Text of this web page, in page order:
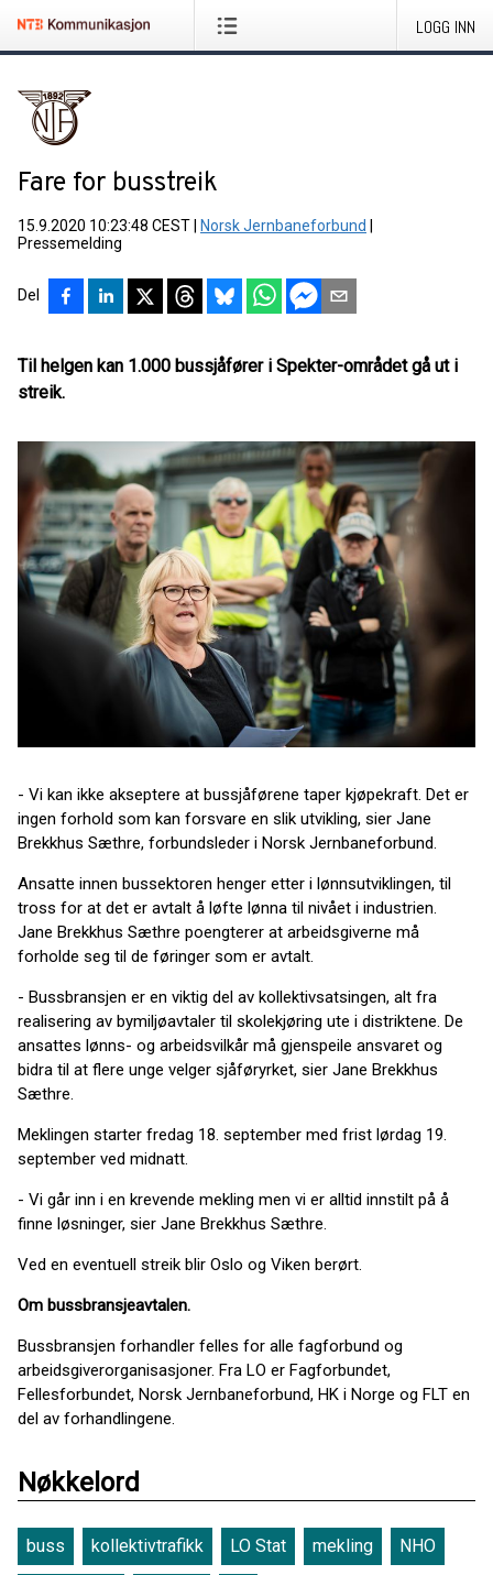
LOGG INN
Fare for busstreik
15.9.2020 10:23:48 CEST Norsk Jernbaneforbund
Pressemelding
Del
Til helgen kan 1.000 bussjåfører i Spekter-området gå ut i
streik.
- Vi kan ikke akseptere at bussjåførene taper kjøpekraft. Det er
ingen forhold som kan forsvare en slik utvikling, sier Jane
Brekkhus Sæthre, forbundsleder i Norsk Jernbaneforbund.
Ansatte innen bussektoren henger etter i lønnsutviklingen, til
tross for at det er avtalt å løfte lønna til nivået i industrien.
Jane Brekkhus Sæthre poengterer at arbeidsgiverne må
forholde seg til de føringer som er avtalt.
- Bussbransjen er en viktig del av kollektivsatsingen, alt fra
realisering av bymiljøavtaler til skolekjøring ute i distriktene. De
ansattes lønns- og arbeidsvilkår må gjenspeile ansvaret og
bidra til at flere unge velger sjåføryrket, sier Jane Brekkhus
Sæthre.
Meklingen starter fredag 18. september med frist lørdag 19.
september ved midnatt.
- Vi går inn i en krevende mekling men vi er alltid innstilt på å
finne løsninger, sier Jane Brekkhus Sæthre.
Ved en eventuell streik blir Oslo og Viken berørt.
Om bussbransjeavtalen.
Bussbransjen forhandler felles for alle fagforbund og
arbeidsgiverorganisasjoner. Fra LO er Fagforbundet,
Fellesforbundet, Norsk Jernbaneforbund, HK i Norge og FLT en
del av forhandlingene.
Nøkkelord
buss kollektivtrafikk LO Stat mekling NHO